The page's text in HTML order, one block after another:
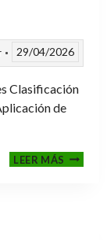
29/04/2026
Clasificación
de
LEER MÁSFASE